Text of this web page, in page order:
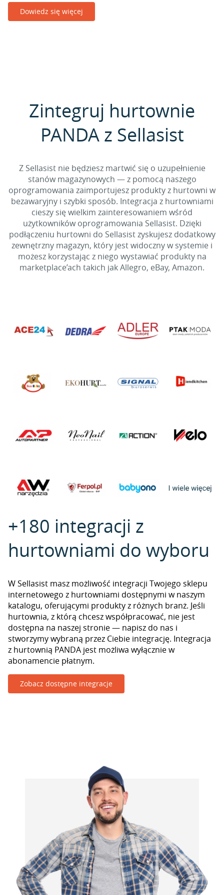
Dowiedz się więcej
Zintegruj hurtownie
PANDA z Sellasist
Z Sellasist nie będziesz martwić się o uzupełnienie
stanów magazynowych — z pomocą naszego
oprogramowania zaimportujesz produkty z hurtowni w
bezawaryjny i szybki sposób. Integracja z hurtowniami
cieszy się wielkim zainteresowaniem wśród
użytkowników oprogramowania Sellasist. Dzięki
podłączeniu hurtowni do Sellasist zyskujesz dodatkowy
zewnętrzny magazyn, który jest widoczny w systemie i
możesz korzystając z niego wystawiać produkty na
marketplace’ach takich jak Allegro, eBay, Amazon.
+180 integracji z
hurtowniami do wyboru
W Sellasist masz możliwość integracji Twojego sklepu
internetowego z hurtowniami dostępnymi w naszym
katalogu, oferującymi produkty z różnych branż. Jeśli
hurtownia, z którą chcesz współpracować, nie jest
dostępna na naszej stronie — napisz do nas i
stworzymy wybraną przez Ciebie integrację. Integracja
z hurtownią PANDA jest możliwa wyłącznie w
abonamencie płatnym.
Zobacz dostępne integracje